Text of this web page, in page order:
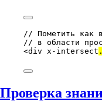
// Пометить как
// в области
<div x-intersect
Проверка